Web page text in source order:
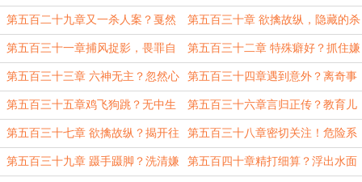
情 丝
第五百二十九章又一杀人案？戛然
而止
第五百三十章 欲擒故纵，隐藏的杀
手
第五百三十一章捕风捉影，畏罪自
杀
第五百三十二章 特殊癖好？抓住嫌
犯
第五百三十三章 六神无主？忽然心
虚
第五百三十四章遇到意外？离奇事
件
第五百三十五章鸡飞狗跳？无中生
有
第五百三十六章言归正传？教育儿
女
第五百三十七章 欲擒故纵？揭开往
事
第五百三十八章密切关注！危险系
数！
第五百三十九章 蹑手蹑脚？洗清嫌 第五百四十章精打细算？浮出水面